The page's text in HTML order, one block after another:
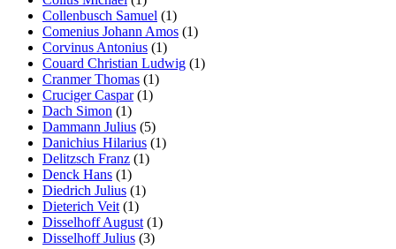
Collenbusch Samuel (1)
Comenius Johann Amos (1)
Corvinus Antonius (1)
Couard Christian Ludwig (1)
Cranmer Thomas (1)
Cruciger Caspar(1)
Dach Simon (1)
Dammann Julius (5)
Danichius Hilarius (1)
Delitzsch Franz (1)
Denck Hans (1)
Diedrich Julius (1)
Dieterich Veit (1)
Disselhoff August (1)
Disselhoff Julius (3)